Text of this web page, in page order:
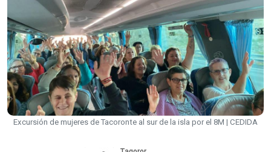
Excursión de mujeres de Tacoronte al sur de la isla por el 8M | CEDIDA